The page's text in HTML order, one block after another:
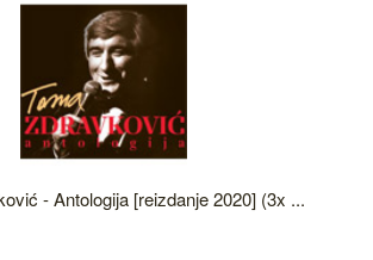
- Antologija [reizdanje 2020] (3x ...